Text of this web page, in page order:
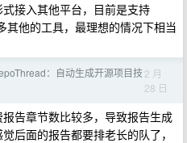
接入其他平台，目前是支持
他的工具，最理想的情况下相当
：自动生成开源项目技 2 月
28 日
告章节数比较多，导致报告生成
后面的报告都要排老长的队了，